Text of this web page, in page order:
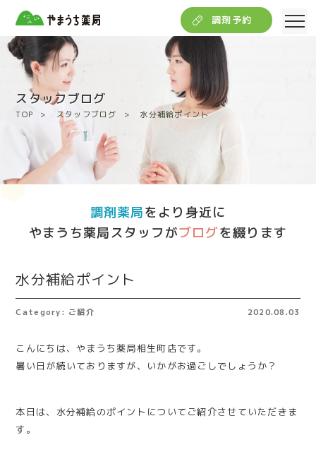
調剤予約
スタッフブログ
TOP スタッフブログ 水分補給ポイント
調剤薬局をより身近に
やまうち薬局スタッフがブログを綴ります
水分補給ポイント
Category: ご紹介 2020.08.03
こんにちは、やまうち薬局相生町店です。
暑い日が続いておりますが、いかがお過ごしでしょうか？
本日は、水分補給のポイントについてご紹介させていただきま
す。